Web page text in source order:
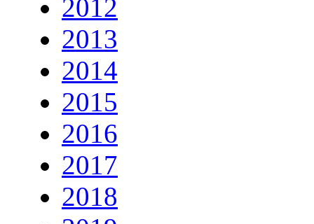
2012
2013
2014
2015
2016
2017
2018